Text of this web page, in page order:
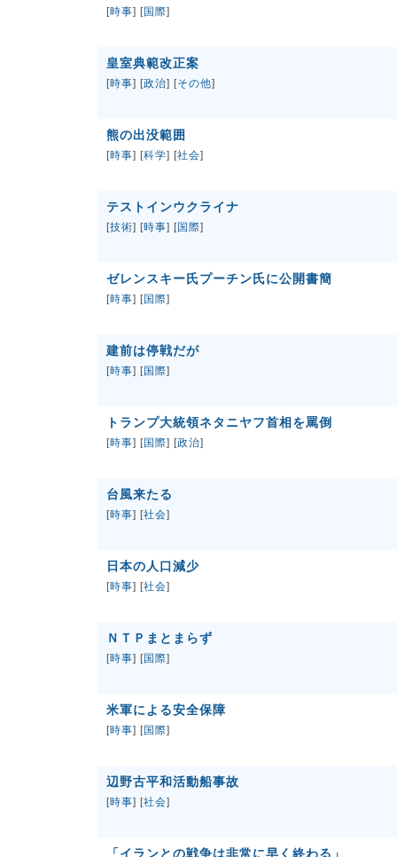
[時事] [国際]
皇室典範改正案
[時事] [政治] [その他]
熊の出没範囲
[時事] [科学] [社会]
テストインウクライナ
[技術] [時事] [国際]
ゼレンスキー氏プーチン氏に公開書簡
[時事] [国際]
建前は停戦だが
[時事] [国際]
トランプ大統領ネタニヤフ首相を罵倒
[時事] [国際] [政治]
台風来たる
[時事] [社会]
日本の人口減少
[時事] [社会]
ＮＴＰまとまらず
[時事] [国際]
米軍による安全保障
[時事] [国際]
辺野古平和活動船事故
[時事] [社会]
「イランとの戦争は非常に早く終わる」